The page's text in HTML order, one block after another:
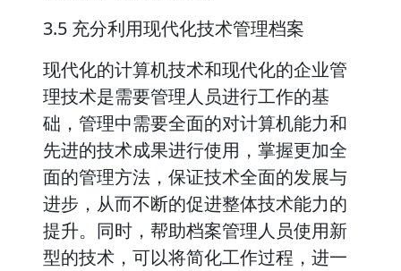
3.5 充分利用现代化技术管理档案
现代化的计算机技术和现代化的企业管
理技术是需要管理人员进行工作的基
础，管理中需要全面的对计算机能力和
先进的技术成果进行使用，掌握更加全
面的管理方法，保证技术全面的发展与
进步，从而不断的促进整体技术能力的
提升。同时，帮助档案管理人员使用新
型的技术，可以将简化工作过程，进一